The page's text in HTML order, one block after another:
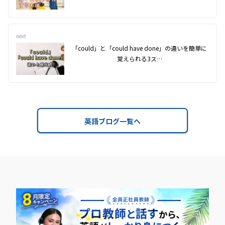
next
「could」と「could have done」の違いを簡単に
覚えられる3ス…
英語ブログ一覧へ